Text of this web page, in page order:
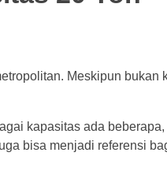
Meskipun bukan
kapasitas ada beberapa,
bisa menjadi referensi